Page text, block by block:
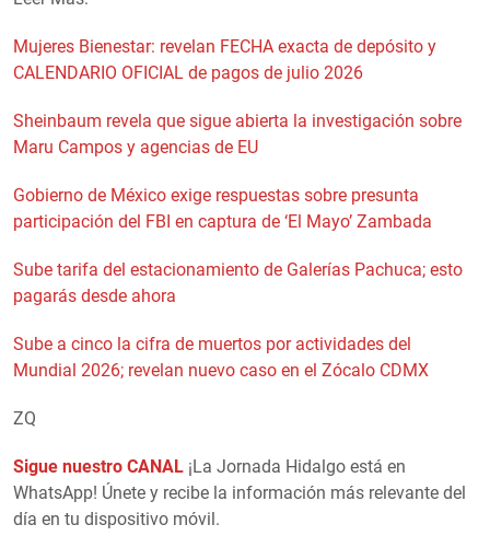
Mujeres Bienestar: revelan FECHA exacta de depósito y
CALENDARIO OFICIAL de pagos de julio 2026
Sheinbaum revela que sigue abierta la investigación sobre
Maru Campos y agencias de EU
Gobierno de México exige respuestas sobre presunta
participación del FBI en captura de ‘El Mayo’ Zambada
Sube tarifa del estacionamiento de Galerías Pachuca; esto
pagarás desde ahora
Sube a cinco la cifra de muertos por actividades del
Mundial 2026; revelan nuevo caso en el Zócalo CDMX
ZQ
Sigue nuestro CANAL ¡La Jornada Hidalgo está en
WhatsApp! Únete y recibe la información más relevante del
día en tu dispositivo móvil.